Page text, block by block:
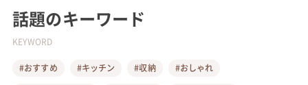
話題のキーワード
KEYWORD
#おすすめ #キッチン #収納
#おしゃれ